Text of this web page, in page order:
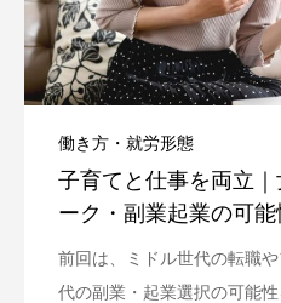
働き方・就労形態
子育てと仕事を両立
ーク・副業起業の可能
前回は、ミドル世代の転職
代の副業・起業選択の可能